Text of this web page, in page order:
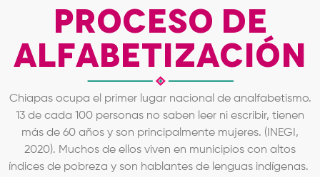
Proceso de
Alfabetización
Chiapas ocupa el primer lugar nacional de analfabetismo.
13 de cada 100 personas no saben leer ni escribir, tienen
más de 60 años y son principalmente mujeres. (INEGI,
2020). Muchos de ellos viven en municipios con altos
índices de pobreza y son hablantes de lenguas indígenas.